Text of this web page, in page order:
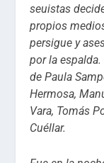
seuistas
propios
persigue y
por la
de Paula
Hermosa,
Vara, Tomás
Cuéllar.